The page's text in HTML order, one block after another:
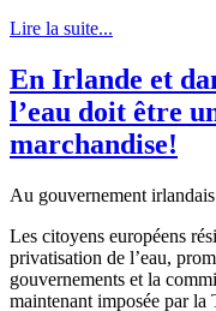
Lire la suite...
En Irlande et
l’eau doit être
marchandise!
Au gouvernement
Les citoyens européens
privatisation de l’eau,
gouvernements et la
maintenant imposée par la